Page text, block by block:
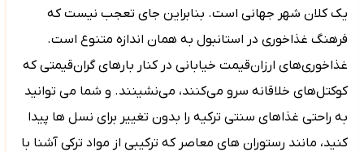
یک کلان شهر جهانی است. بنابراین جای تعجب نیست که
فرهنگ غذاخوری در استانبول به همان اندازه متنوع است.
غذاخوری‌های ارزان‌قیمت خیابانی در کنار بارهای گران‌قیمتی که
کوکتل‌های خلاقانه سرو می‌کنند، می‌نشینند. و شما می توانید
به راحتی غذاهای سنتی ترکیه را بدون تغییر برای نسل ها پیدا
کنید، مانند رستوران های معاصر که ترکیبی از مواد ترکی آشنا با